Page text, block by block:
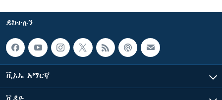
ይከተሉን
ቪኦኤ አማርኛ